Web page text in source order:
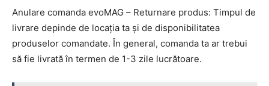
Anulare comanda evoMAG – Returnare produs: Timpul de
livrare depinde de locația ta și de disponibilitatea
produselor comandate. În general, comanda ta ar trebui
să fie livrată în termen de 1-3 zile lucrătoare.